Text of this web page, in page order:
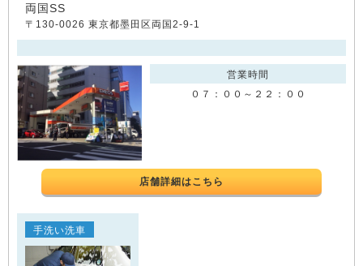
両国SS
〒130-0026 東京都墨田区両国2-9-1
営業時間
０７：００～２２：００
店舗詳細はこちら
手洗い洗車